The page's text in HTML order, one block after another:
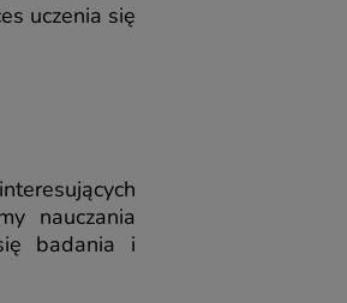
uczenia się
nauczania
badania i